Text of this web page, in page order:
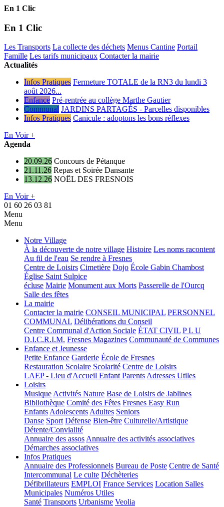
En 1 Clic
En 1 Clic
Les Transports La collecte des déchets Menus Cantine Portail
Famille Les tarifs municipaux Contacter la mairie
Actualités
Infos Pratiques Fermeture TOTALE de la RN3 du lundi 3
août 2026...
Enfance Pré-rentrée au collège Marthe Gautier
Communal JARDINS PARTAGÉS - Parcelles disponibles
Infos Pratiques Canicule : adoptons les bons réflexes
En Voir +
Agenda
20.09.26 Concours de Pétanque
21.11.26 Repas et Soirée Dansante
13.12.26 NOËL DES FRESNOIS
En Voir +
01 60 26 03 81
Menu
Menu
Notre Village
À la découverte de notre village Histoire Les noms racontent
Au fil de l'eau Se rendre à Fresnes
Centre de Loisirs Cimetière Dojo École Gabin Chambost
Église Saint Sulpice
écluse Mairie Monument aux Morts Passerelle de l'Ourcq
Salle des fêtes
La mairie
Contacter la mairie CONSEIL MUNICIPAL PERSONNEL
COMMUNAL Délibérations du Conseil
Centre Communal d'Action Sociale ÉTAT CIVIL P L U
D.I.C.R.I.M. Fresnes Magazines Communauté de Communes
Enfance et Jeunesse
Petite Enfance Garderie École de Fresnes
Restauration Scolaire Scolarité Centre de Loisirs
LAEP - Lieu d'Accueil Enfant ParentsAdresses Utiles
Loisirs
MusiqueActivités Nature Base de Loisirs de Jablines
Bibliothèque Comité des Fêtes Fresnes Easy Run
EnfantsAdolescentsAdultes Seniors
Danse Sport Défense Bien-être Culturelle/Artistique
Détente/Convialité
Annuaire des assosAnnuaire des activités associatives
Démarches associatives
Infos Pratiques
Annuaire des Professionnels Bureau de Poste Centre de Santé
Intercommunal Le culte Déchèteries
Défibrillateurs EMPLOI France Services Location Salles
Municipales Numéros Utiles
Santé Transports Urbanisme Veolia